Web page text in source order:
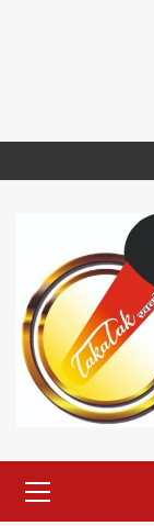
to
Menu